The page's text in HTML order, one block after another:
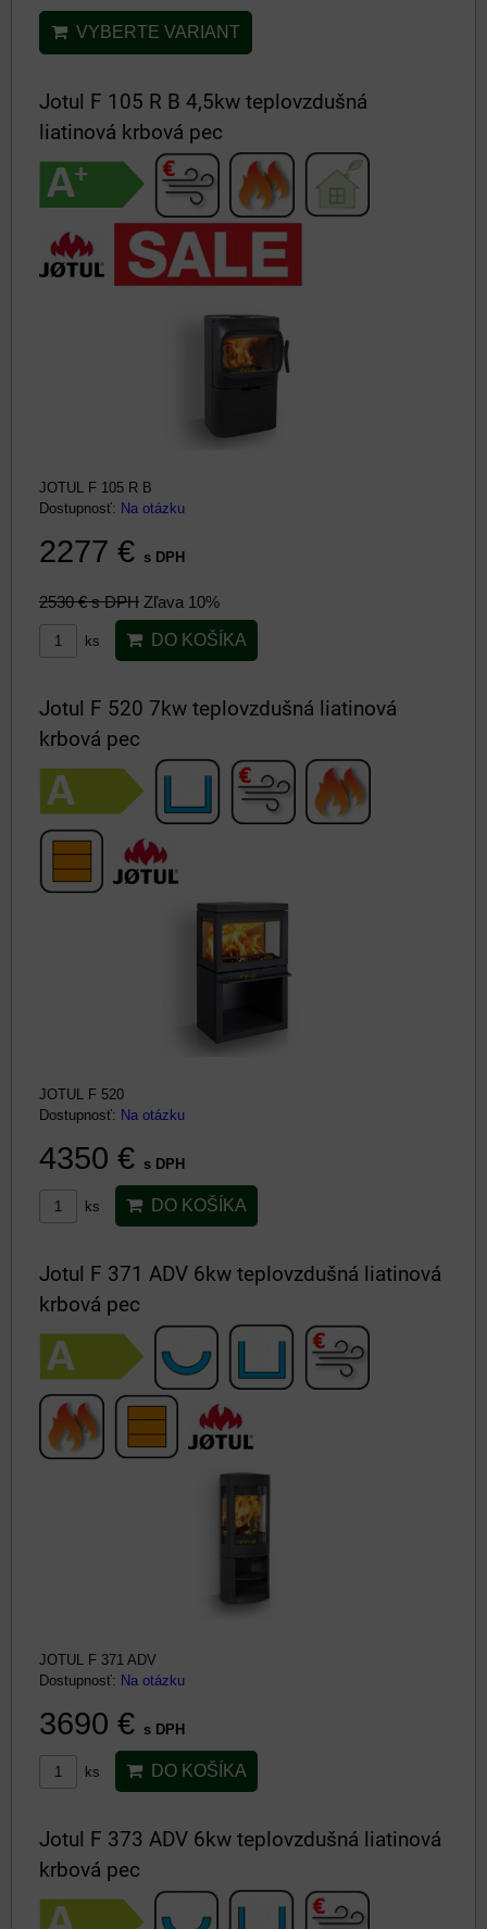
VYBERTE VARIANT
Jotul F 105 R B 4,5kw teplovzdušná
liatinová krbová pec
JOTUL F 105 R B
Dostupnosť: Na otázku
2277 € s DPH
2530 €s DPH Zľava 10%
ks DO KOŠÍKA
Jotul F 520 7kw teplovzdušná liatinová
krbová pec
JOTUL F 520
Dostupnosť: Na otázku
4350 € s DPH
ks DO KOŠÍKA
Jotul F 371 ADV 6kw teplovzdušná liatinová
krbová pec
JOTUL F 371 ADV
Dostupnosť: Na otázku
3690 € s DPH
ks DO KOŠÍKA
Jotul F 373 ADV 6kw teplovzdušná liatinová
krbová pec